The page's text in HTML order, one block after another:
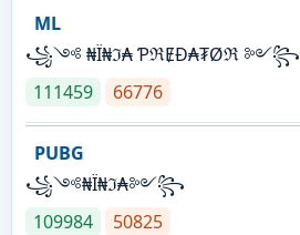
ML
꧁༺ ₦Ї₦ℑ₳ ƤℜɆĐ₳₮Øℜ ༻꧂
111459
66776
PUBG
꧁༺₦Ї₦ℑ₳༻꧂
109984
50825